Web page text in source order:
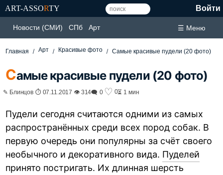
ART-ASSORTY Войти
Новости (СМИ) СПб Арт ☰ Меню
Главная Арт Красивые фото Самые красивые пудели (20 фото)
Самые красивые пудели (20 фото)
✎ Блинцов ⏱ 07.11.2017 👁 314🗨 0 ♡ 0⏳ 1 мин
Пудели сегодня считаются одними из самых
распространённых среди всех пород собак. В
первую очередь они популярны за счёт своего
необычного и декоративного вида. Пуделей
принято постригать. Их длинная шерсть